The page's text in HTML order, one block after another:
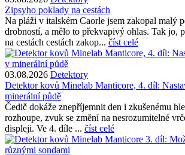
Zipsyho poklady na cestách
Na pláži v italském Caorle jsem zakopal malý
drobností, a mělo to překvapivý ohlas. Tak jo,
na cestách cestách zakop... číst celé
03.08.2026 Detektory
Detektor kovů Minelab Manticore, 4. díl:
minerální půdě
Čedič dokáže znepříjemnit den i zkušenému
rozhoupe, zvuk se změní na nesrozumitelné
displeji. Ve 4. díle ... číst celé